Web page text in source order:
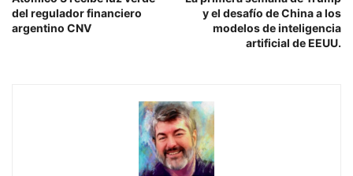
del regulador financiero
argentino CNV
y el desafío de China a los
modelos de inteligencia
artificial de EEUU.